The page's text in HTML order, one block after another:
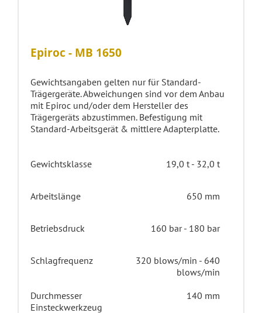
Epiroc - MB 1650
Gewichtsangaben gelten nur für Standard-
Trägergeräte. Abweichungen sind vor dem Anbau
mit Epiroc und/oder dem Hersteller des
Trägergeräts abzustimmen. Befestigung mit
Standard-Arbeitsgerät & mittlere Adapterplatte.
Gewichtsklasse 19,0 t - 32,0 t
Arbeitslänge 650 mm
Betriebsdruck 160 bar - 180 bar
Schlagfrequenz
320 blows/min - 640
blows/min
Durchmesser
Einsteckwerkzeug
140 mm